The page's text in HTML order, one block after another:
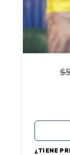
$
¿TIENE